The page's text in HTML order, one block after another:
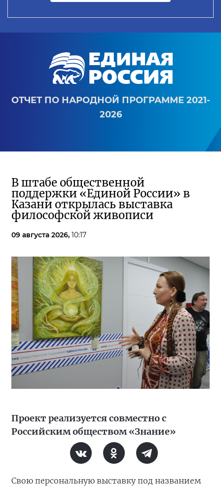
ОТЧЕТ ПО НАРОДНОЙ ПРОГРАММЕ 2021-
2026
В штабе общественной
поддержки «Единой России» в
Казани открылась выставка
философской живописи
09 августа 2026, 10:17
Проект реализуется совместно с
Российским обществом «Знание»
Свою персональную выставку под названием